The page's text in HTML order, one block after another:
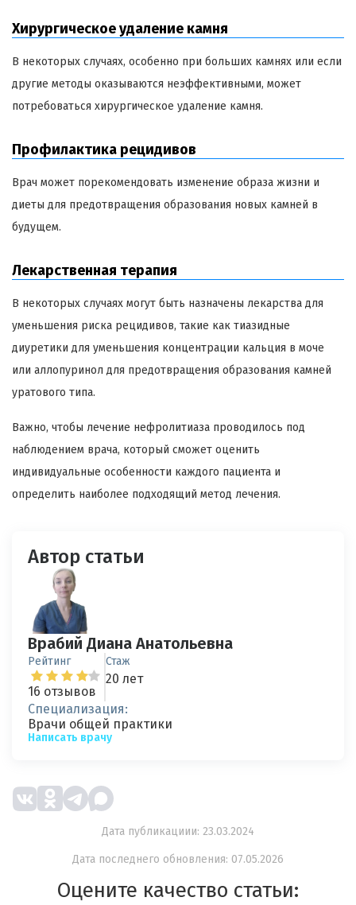
Хирургическое удаление камня
В некоторых случаях, особенно при больших камнях или если
другие методы оказываются неэффективными, может
потребоваться хирургическое удаление камня.
Профилактика рецидивов
Врач может порекомендовать изменение образа жизни и
диеты для предотвращения образования новых камней в
будущем.
Лекарственная терапия
В некоторых случаях могут быть назначены лекарства для
уменьшения риска рецидивов, такие как тиазидные
диуретики для уменьшения концентрации кальция в моче
или аллопуринол для предотвращения образования камней
уратового типа.
Важно, чтобы лечение нефролитиаза проводилось под
наблюдением врача, который сможет оценить
индивидуальные особенности каждого пациента и
определить наиболее подходящий метод лечения.
Автор статьи
Врабий Диана Анатольевна
Рейтинг
16 отзывов
Стаж
20 лет
Специализация:
Врачи общей практики
Написать врачу
Дата публикациии: 23.03.2024
Дата последнего обновления: 07.05.2026
Оцените качество статьи: